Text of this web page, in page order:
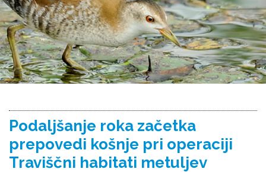
Podaljšanje roka začetka
prepovedi košnje pri operaciji
Traviščni habitati metuljev